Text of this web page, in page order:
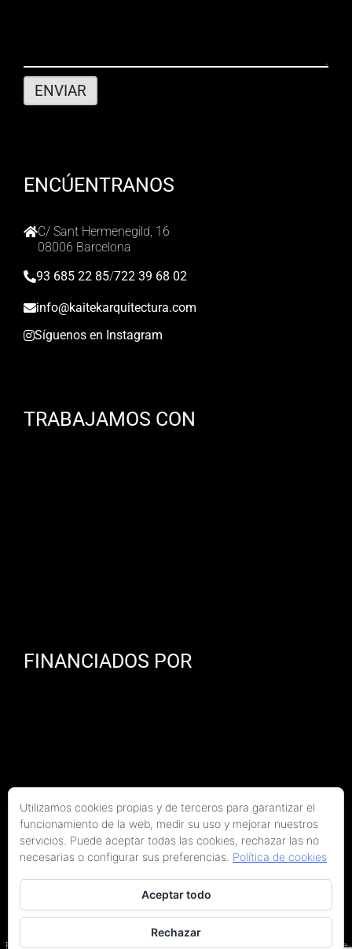
ENCÚENTRANOS
C/ Sant Hermenegild, 16
08006 Barcelona
93 685 22 85/722 39 68 02
info@kaitekarquitectura.com
Síguenos en Instagram
TRABAJAMOS CON
FINANCIADOS POR
Copyright 2026 Kaitek Servicios Tecnicos para la Construcción S.L.P. | Todos los
derechos reservados
Programa Kit Digital cofinanciado por los fondos Next Generation (EU) del Plan de
Utilizamos cookies propias y de terceros para garantizar el
funcionamiento de la web, medir su uso y mejorar nuestros
servicios. Puede aceptar todas las cookies, rechazar las no
necesarias o configurar sus preferencias. Política de cookies
Aceptar todo
Rechazar